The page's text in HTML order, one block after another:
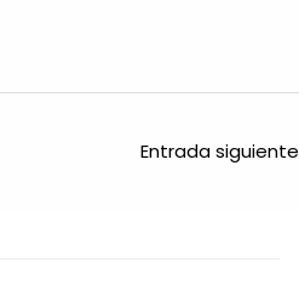
Entrada siguiente